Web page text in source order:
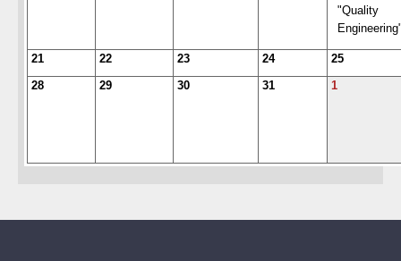
"Quality
21 22 23 24
25
28
29 30 31 1